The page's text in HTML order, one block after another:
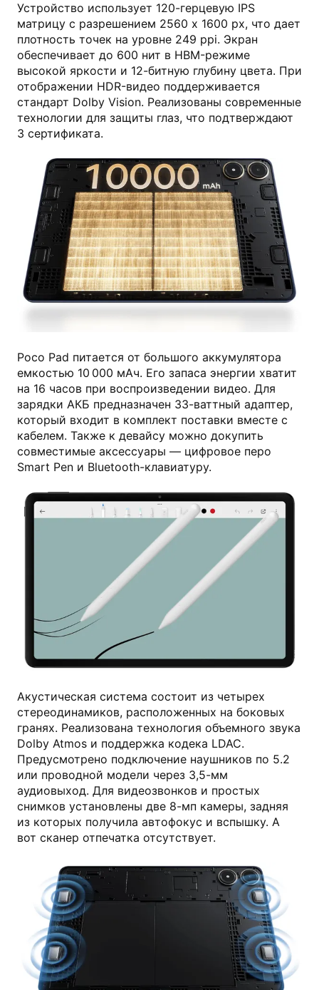
Устройство использует 120-герцевую IPS
матрицу с разрешением 2560 х 1600 px, что дает
плотность точек на уровне 249 ppi. Экран
обеспечивает до 600 нит в HBM-режиме
высокой яркости и 12-битную глубину цвета. При
отображении HDR-видео поддерживается
стандарт Dolby Vision. Реализованы современные
технологии для защиты глаз, что подтверждают
3 сертификата.
Poco Pad питается от большого аккумулятора
емкостью 10 000 мАч. Его запаса энергии хватит
на 16 часов при воспроизведении видео. Для
зарядки АКБ предназначен 33-ваттный адаптер,
который входит в комплект поставки вместе с
кабелем. Также к девайсу можно докупить
совместимые аксессуары — цифровое перо
Smart Pen и Bluetooth-клавиатуру.
mi.com
Акустическая система состоит из четырех
стереодинамиков, расположенных на боковых
гранях. Реализована технология объемного звука
Dolby Atmos и поддержка кодека LDAC.
Предусмотрено подключение наушников по 5.2
или проводной модели через 3,5-мм
аудиовыход. Для видеозвонков и простых
снимков установлены две 8-мп камеры, задняя
из которых получила автофокус и вспышку. А
вот сканер отпечатка отсутствует.